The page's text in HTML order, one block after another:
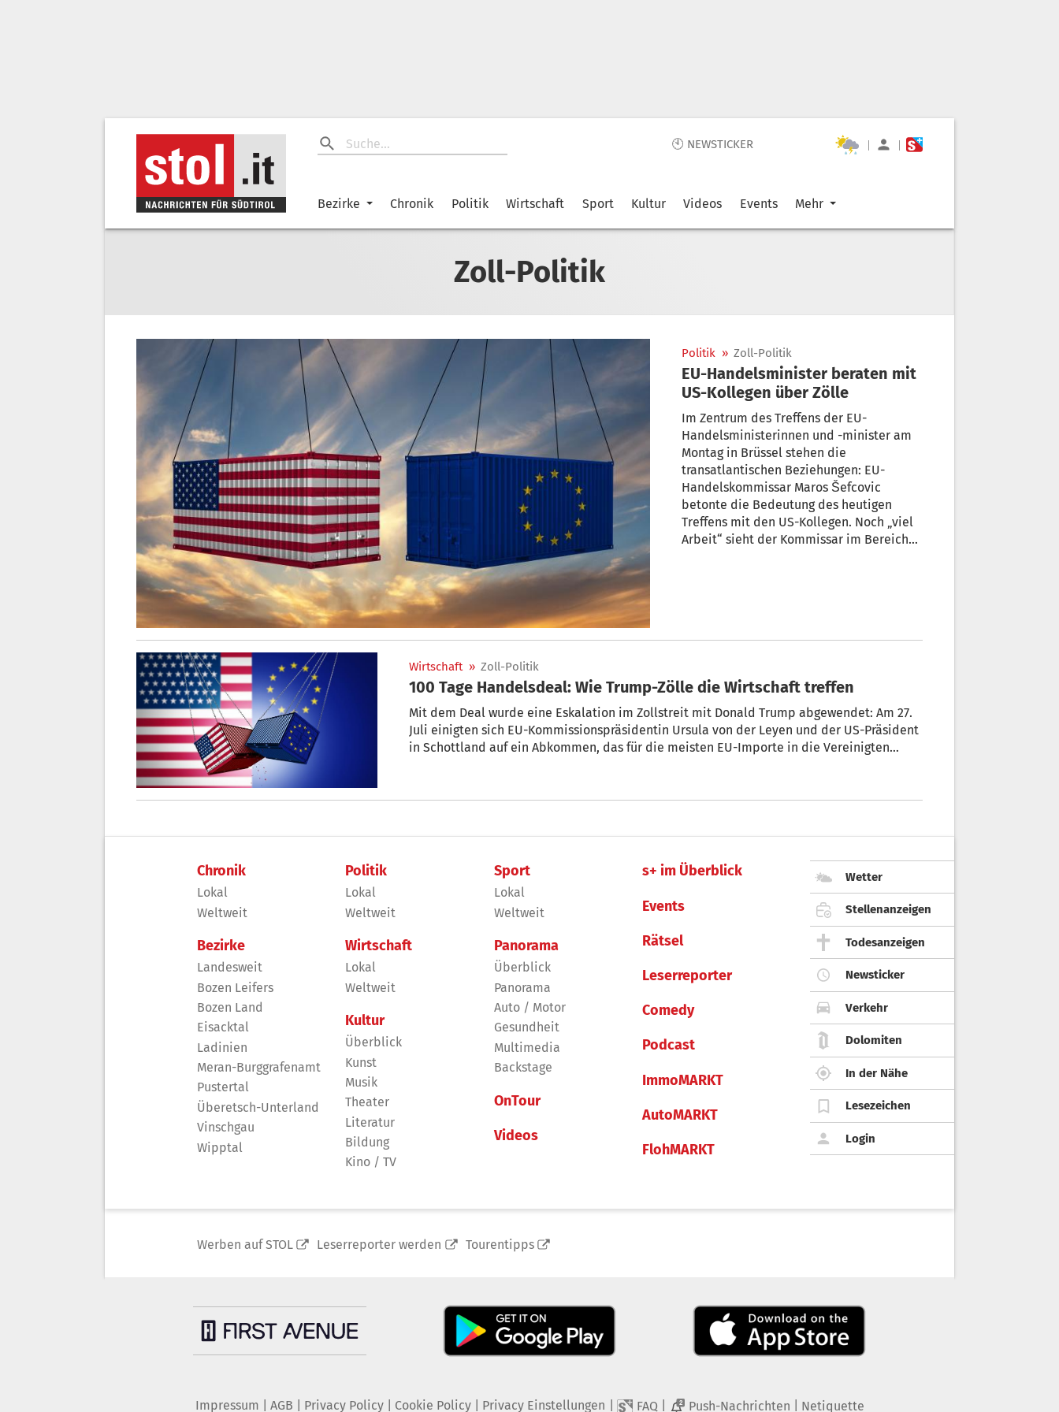
🕙 NEWSTICKER | |
Bezirke Chronik Politik Wirtschaft Sport Kultur Videos Events Mehr
Zoll-Politik
Politik » Zoll-Politik
EU-Handelsminister beraten mit
US-Kollegen über Zölle
Im Zentrum des Treffens der EU-
Handelsministerinnen und -minister am
Montag in Brüssel stehen die
transatlantischen Beziehungen: EU-
Handelskommissar Maros Šefcovic
betonte die Bedeutung des heutigen
Treffens mit den US-Kollegen. Noch „viel
Arbeit“ sieht der Kommissar im Bereich
Wirtschaft » Zoll-Politik
100 Tage Handelsdeal: Wie Trump-Zölle die Wirtschaft treffen
Mit dem Deal wurde eine Eskalation im Zollstreit mit Donald Trump abgewendet: Am 27.
Juli einigten sich EU-Kommissionspräsidentin Ursula von der Leyen und der US-Präsident
in Schottland auf ein Abkommen, das für die meisten EU-Importe in die Vereinigten
Chronik
Lokal
Weltweit
Bezirke
Landesweit
Bozen Leifers
Bozen Land
Eisacktal
Ladinien
Meran-Burggrafenamt
Pustertal
Überetsch-Unterland
Vinschgau
Wipptal
Politik
Lokal
Weltweit
Wirtschaft
Lokal
Weltweit
Kultur
Überblick
Kunst
Musik
Theater
Literatur
Bildung
Kino / TV
Sport
Lokal
Weltweit
Panorama
Überblick
Panorama
Auto / Motor
Gesundheit
Multimedia
Backstage
OnTour
Videos
s+ im Überblick
Events
Rätsel
Leserreporter
Comedy
Podcast
ImmoMARKT
AutoMARKT
FlohMARKT
Wetter
Stellenanzeigen
Todesanzeigen
Newsticker
Verkehr
Dolomiten
In der Nähe
Lesezeichen
Login
Werben auf STOL Leserreporter werden Tourentipps
Impressum AGB Privacy Policy| Cookie Policy| Privacy Einstellungen FAQ 2 Push-Nachrichten Netiquette